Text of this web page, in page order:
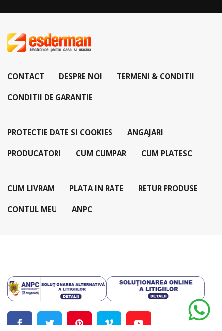
CONTACT DESPRE NOI TERMENI & CONDITII
CONDITII DE GARANTIE
PROTECTIE DATE SI COOKIES ANGAJARI
PRODUCATORI CUM CUMPAR CUM PLATESC
CUM LIVRAM PLATA IN RATE RETUR PRODUSE
CONTUL MEU ANPC